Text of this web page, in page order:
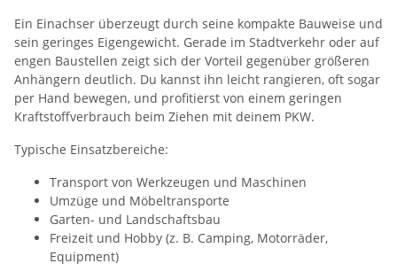
Ein Einachser überzeugt durch seine kompakte Bauweise und
sein geringes Eigengewicht. Gerade im Stadtverkehr oder auf
engen Baustellen zeigt sich der Vorteil gegenüber größeren
Anhängern deutlich. Du kannst ihn leicht rangieren, oft sogar
per Hand bewegen, und profitierst von einem geringen
Kraftstoffverbrauch beim Ziehen mit deinem PKW.
Typische Einsatzbereiche:
Transport von Werkzeugen und Maschinen
Umzüge und Möbeltransporte
Garten- und Landschaftsbau
Freizeit und Hobby (z. B. Camping, Motorräder,
Equipment)